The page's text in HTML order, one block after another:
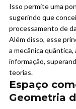
Isso permite uma
sugerindo que
processamento de
Além disso, esse
a mecânica
informação,
teorias.
Espaço
Geometria